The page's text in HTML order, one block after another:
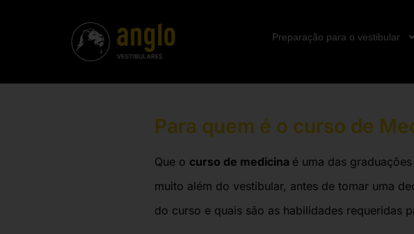
Preparação para o vestibular
Para quem é o curso de
Que o curso de medicina é uma das
muito além do vestibular, antes de tomar uma
do curso e quais são as habilidades requeridas